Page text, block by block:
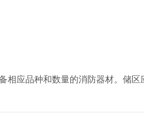
品种和数量的消防器材。储区